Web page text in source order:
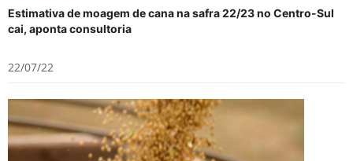
Estimativa de moagem de cana na safra 22/23 no Centro-Sul
cai, aponta consultoria
22/07/22